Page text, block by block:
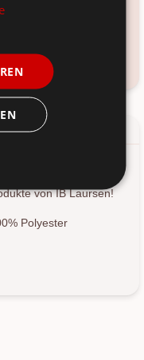
kontaktieren
von IB Laursen aus
von IB Laursen!
Polyester